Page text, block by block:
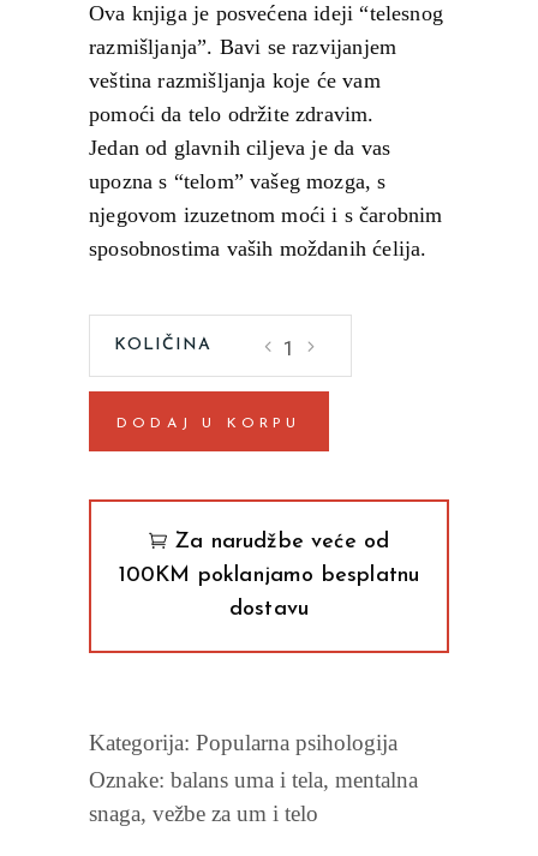
Ova knjiga je posvećena ideji “telesnog
razmišljanja”. Bavi se razvijanjem
veština razmišljanja koje će vam
pomoći da telo održite zdravim.
Jedan od glavnih ciljeva je da vas
upozna s “telom” vašeg mozga, s
njegovom izuzetnom moći i s čarobnim
sposobnostima vaših moždanih ćelija.
tela
Buzan
quantity
DODAJ U KORPU
Za narudžbe veće od
100KM poklanjamo besplatnu
dostavu
Kategorija: Popularna psihologija
Oznake: balans uma i tela, mentalna
snaga, vežbe za um i telo